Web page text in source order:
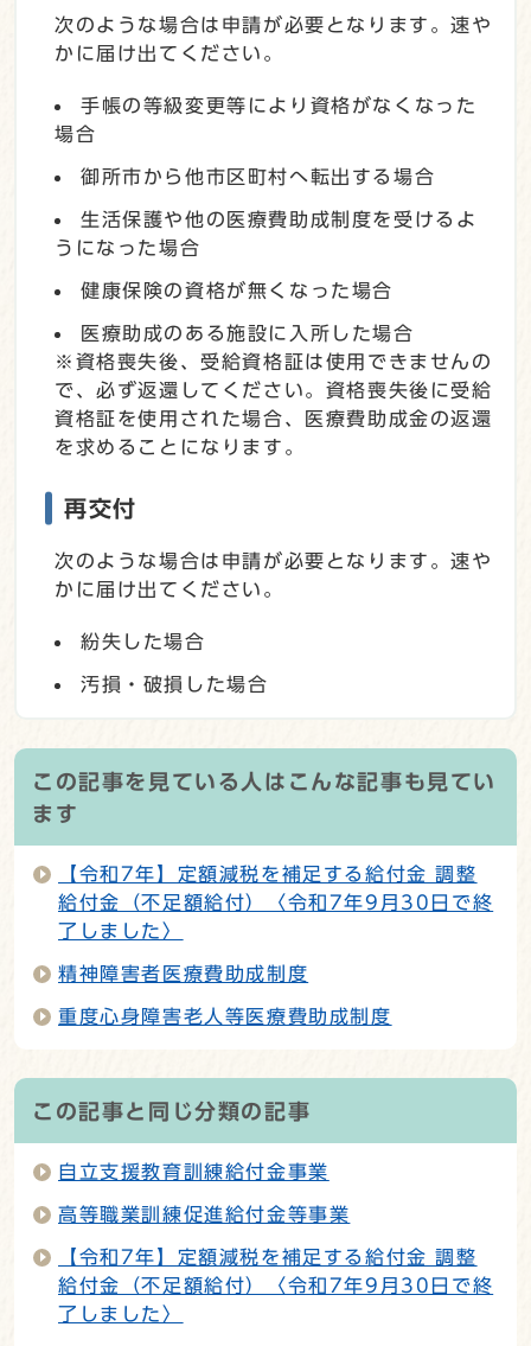
次のような場合は申請が必要となります。速や
かに届け出てください。
手帳の等級変更等により資格がなくなった
場合
御所市から他市区町村へ転出する場合
生活保護や他の医療費助成制度を受けるよ
うになった場合
健康保険の資格が無くなった場合
医療助成のある施設に入所した場合
※資格喪失後、受給資格証は使用できませんの
で、必ず返還してください。資格喪失後に受給
資格証を使用された場合、医療費助成金の返還
を求めることになります。
再交付
次のような場合は申請が必要となります。速や
かに届け出てください。
紛失した場合
汚損・破損した場合
この記事を見ている人はこんな記事も見てい
ます
【令和7年】定額減税を補足する給付金 調整
給付金（不足額給付）〈令和7年9月30日で終
了しました〉
精神障害者医療費助成制度
重度心身障害老人等医療費助成制度
この記事と同じ分類の記事
自立支援教育訓練給付金事業
高等職業訓練促進給付金等事業
【令和7年】定額減税を補足する給付金 調整
給付金（不足額給付）〈令和7年9月30日で終
了しました〉